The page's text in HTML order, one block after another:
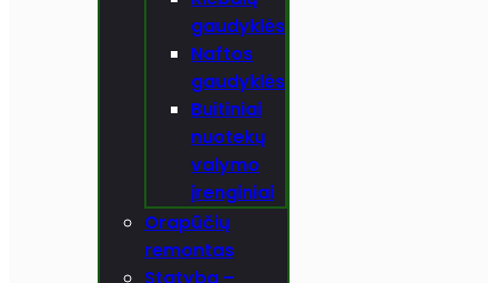
gaudyklės
Naftos
gaudyklės
Buitiniai
nuotekų
valymo
įrenginiai
Orapūčių
remontas